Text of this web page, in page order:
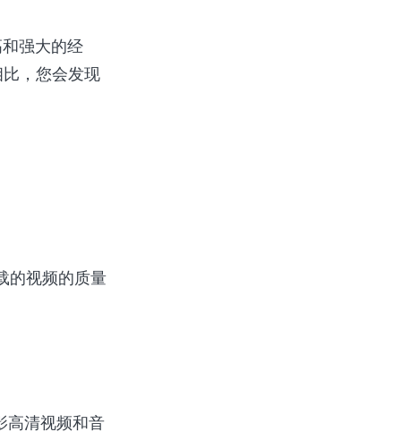
强大的经
，您会发现
的视频的质量
高清视频和音